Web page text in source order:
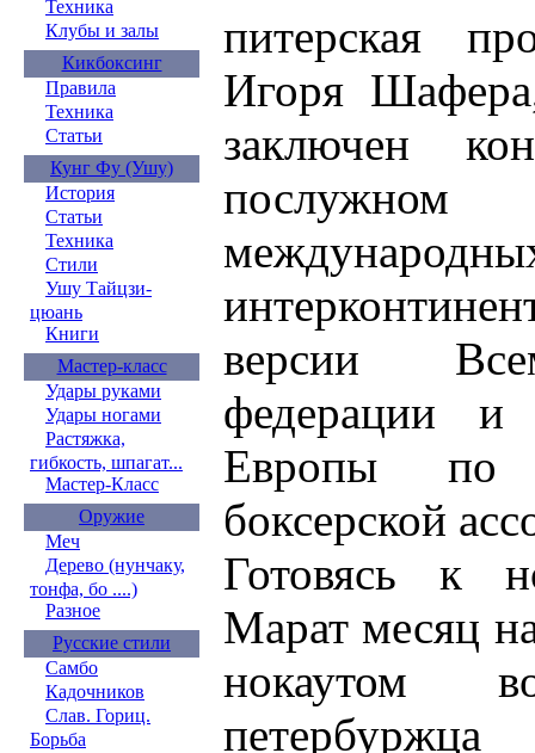
Техника
Клубы и залы
Кикбоксинг
Правила
Техника
Статьи
Кунг Фу (Ушу)
История
Статьи
Техника
Стили
Ушу Тайцзи-
цюань
Книги
Мастер-класс
Удары руками
Удары ногами
Растяжка,
гибкость, шпагат...
Мастер-Класс
Оружие
Меч
Дерево (нунчаку,
тонфа, бо ....)
Разное
Русские стили
Самбо
Кадочников
Слав. Гориц.
Борьба
питерская
Игоря
заключен
версии
федерации и
Европы по
боксерской
Готовясь к
Марат месяц
нокаутом